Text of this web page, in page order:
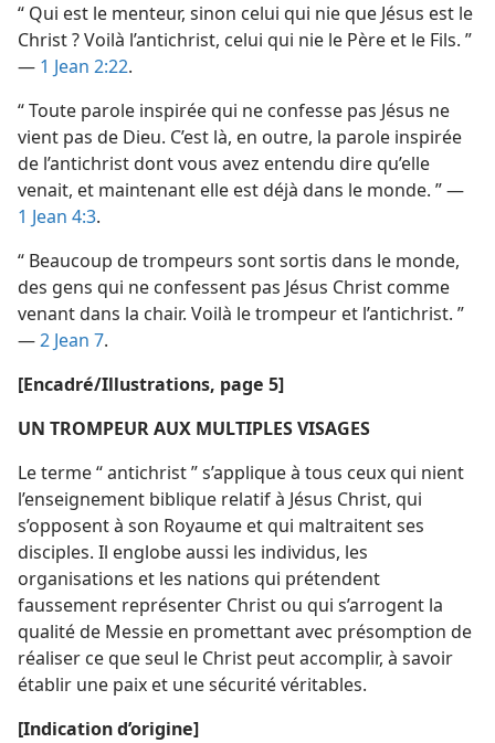
“ Qui est le menteur, sinon celui qui nie que Jésus est le
Christ ? Voilà l’antichrist, celui qui nie le Père et le Fils. ”
— 1 Jean 2:22.
“ Toute parole inspirée qui ne confesse pas Jésus ne
vient pas de Dieu. C’est là, en outre, la parole inspirée
de l’antichrist dont vous avez entendu dire qu’elle
venait, et maintenant elle est déjà dans le monde. ” —
1 Jean 4:3.
“ Beaucoup de trompeurs sont sortis dans le monde,
des gens qui ne confessent pas Jésus Christ comme
venant dans la chair. Voilà le trompeur et l’antichrist. ”
—2 Jean 7.
[Encadré/Illustrations, page 5]
UN TROMPEUR AUX MULTIPLES VISAGES
Le terme “ antichrist ” s’applique à tous ceux qui nient
l’enseignement biblique relatif à Jésus Christ, qui
s’opposent à son Royaume et qui maltraitent ses
disciples. Il englobe aussi les individus, les
organisations et les nations qui prétendent
faussement représenter Christ ou qui s’arrogent la
qualité de Messie en promettant avec présomption de
réaliser ce que seul le Christ peut accomplir, à savoir
établir une paix et une sécurité véritables.
[Indication d’origine]